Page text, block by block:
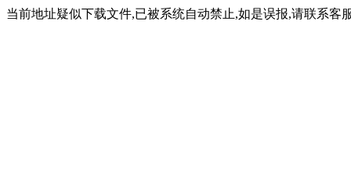
当前地址疑似下载文件,已被系统自动禁止,如是误报,请联系客